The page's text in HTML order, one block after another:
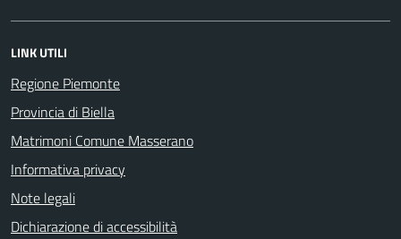
LINK UTILI
Regione Piemonte
Provincia di Biella
Matrimoni Comune Masserano
Informativa privacy
Note legali
Dichiarazione di accessibilità